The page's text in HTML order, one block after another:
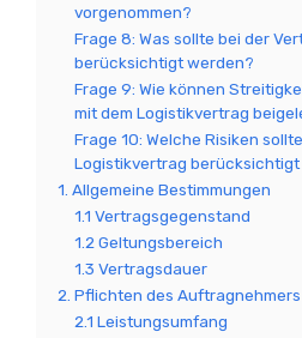
vorgenommen?
Frage 8: Was sollte bei der
berücksichtigt werden?
Frage 9: Wie können
mit dem Logistikvertrag
Frage 10: Welche Risiken
Logistikvertrag
1. Allgemeine Bestimmungen
1.1 Vertragsgegenstand
1.2 Geltungsbereich
1.3 Vertragsdauer
2. Pflichten des Auftragnehmers
2.1 Leistungsumfang